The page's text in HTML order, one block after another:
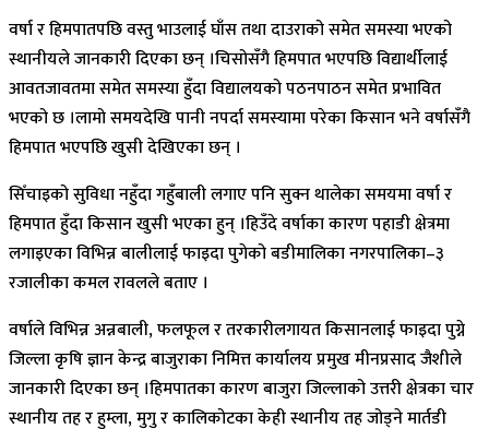
वर्षा र हिमपातपछि वस्तु भाउलाई घाँस तथा दाउराको समेत समस्या भएको
स्थानीयले जानकारी दिएका छन् ।चिसोसँगै हिमपात भएपछि विद्यार्थीलाई
आवतजावतमा समेत समस्या हुँदा विद्यालयको पठनपाठन समेत प्रभावित
भएको छ ।लामो समयदेखि पानी नपर्दा समस्यामा परेका किसान भने वर्षासँगै
हिमपात भएपछि खुसी देखिएका छन् ।
सिँचाइको सुविधा नहुँदा गहुँबाली लगाए पनि सुक्न थालेका समयमा वर्षा र
हिमपात हुँदा किसान खुसी भएका हुन् ।हिउँदे वर्षाका कारण पहाडी क्षेत्रमा
लगाइएका विभिन्न बालीलाई फाइदा पुगेको बडीमालिका नगरपालिका–३
रजालीका कमल रावलले बताए ।
वर्षाले विभिन्न अन्नबाली, फलफूल र तरकारीलगायत किसानलाई फाइदा पुग्ने
जिल्ला कृषि ज्ञान केन्द्र बाजुराका निमित्त कार्यालय प्रमुख मीनप्रसाद जैशीले
जानकारी दिएका छन् ।हिमपातका कारण बाजुरा जिल्लाको उत्तरी क्षेत्रका चार
स्थानीय तह र हुम्ला, मुगु र कालिकोटका केही स्थानीय तह जोड्ने मार्तडी